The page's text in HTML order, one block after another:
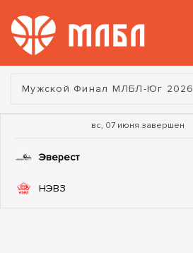
Турнир:
Мужской Финал МЛБЛ-Юг 2026
вс, 07 июня завершен
Эверест
НЭВЗ